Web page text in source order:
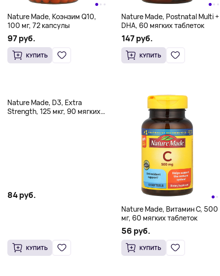
Nature Made, Коэнзим Q10,
100 мг, 72 капсулы
97 руб.
КУПИТЬ
Nature Made, Postnatal Multi +
DHA, 60 мягких таблеток
147 руб.
КУПИТЬ
Nature Made, D3, Extra
Strength, 125 мкг, 90 мягких
84 руб.
КУПИТЬ
Nature Made, Витамин C, 500
мг, 60 мягких таблеток
56 руб.
КУПИТЬ